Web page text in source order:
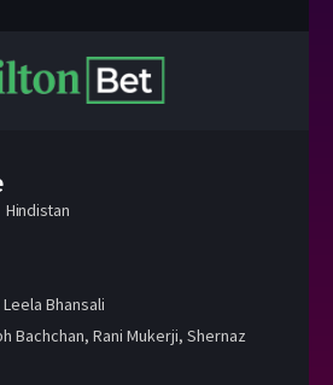
Hindistan
Bhansali
Bachchan, Rani Mukerji, Shernaz